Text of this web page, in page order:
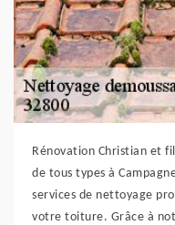
Rénovation Christian et
de tous types à
services de nettoyage
votre toiture. Grâce à